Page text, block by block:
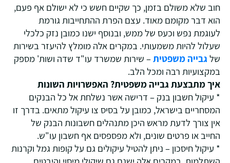
חוב שלא משולם בזמן, כך שקיים חשש כי לא ישולם אף פעם,
הוא דבר מקומם מאוד. עצם הפרת ההתחייבות גורמת
לעוגמת נפש וכעס של ממש, ובנוסף ישנו כמובן נזק כלכלי
שעלול להיות משמעותי. במקרים אלה מומלץ להיעזר בשירות
של גבייה משפטית– שירות שמשרד עו"ד שדה ושות' מספק
במקצועיות רבה ומכל הלב.
איך מתבצעת גבייה משפטית? האפשרויות השונות
* עיקול חשבון בנק – דרישה אשר נשלחת אל כל הבנקים
המסחריים בישראל, כמובן על בסיס צו עיקול מתאים. בדרך זו
אין צורך לדעת מראש היכן מתנהלים חשבונות הבנק של
החייב או פרטים שונים, ולא מפספסים אף חשבון עו"ש.
* עיקול חיסכון – ניתן להטיל עיקולים גם על קופות גמל וקרנות